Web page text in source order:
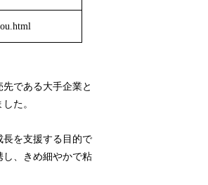
である大手企業と
た。
長を支援する目的で
し、きめ細やかで粘